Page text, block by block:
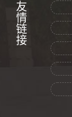
友情链接